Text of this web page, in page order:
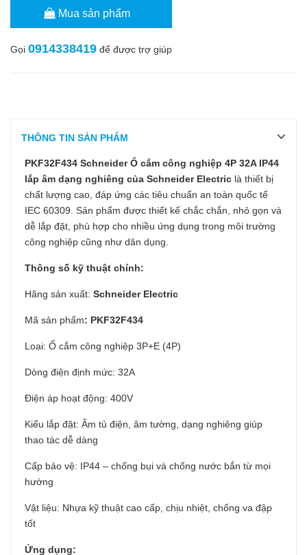
Mua sản phẩm
Gọi 0914338419 để được trợ giúp
THÔNG TIN SẢN PHẨM
PKF32F434 Schneider Ổ cắm công nghiệp 4P 32AIP44
lắp âm dạng nghiêng của Schneider Electric là thiết bị
chất lượng cao, đáp ứng các tiêu chuẩn an toàn quốc tế
IEC 60309. Sản phẩm được thiết kế chắc chắn, nhỏ gọn và
dễ lắp đặt, phù hợp cho nhiều ứng dụng trong môi trường
công nghiệp cũng như dân dụng.
Thông số kỹ thuật chính:
Hãng sản xuất: Schneider Electric
Mã sản phẩm: PKF32F434
Loại: Ổ cắm công nghiệp 3P+E (4P)
Dòng điện định mức: 32A
Điện áp hoạt động: 400V
Kiểu lắp đặt: Âm tủ điện, âm tường, dạng nghiêng giúp
thao tác dễ dàng
Cấp bảo vệ: IP44 – chống bụi và chống nước bắn từ mọi
hướng
Vật liệu: Nhựa kỹ thuật cao cấp, chịu nhiệt, chống va đập
tốt
Ứng dụng: